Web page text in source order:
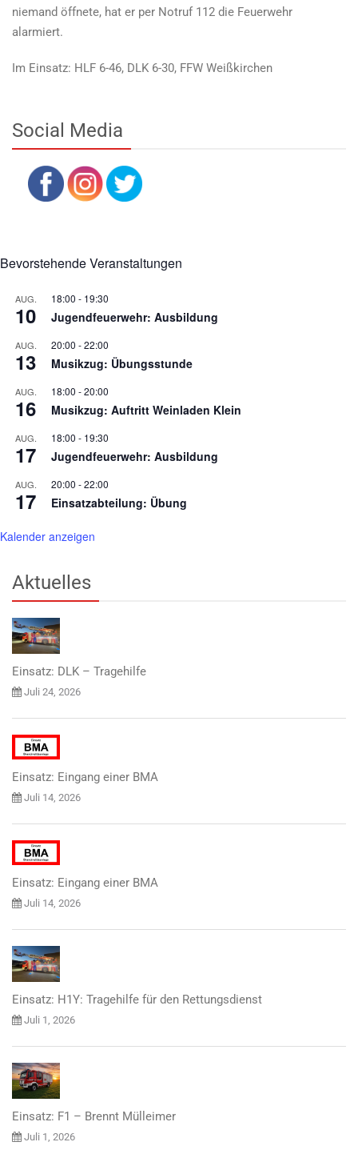
niemand öffnete, hat er per Notruf 112 die Feuerwehr
alarmiert.
Im Einsatz: HLF 6-46, DLK 6-30, FFW Weißkirchen
Social Media
Bevorstehende Veranstaltungen
AUG.
10
18:00 - 19:30
Jugendfeuerwehr: Ausbildung
AUG.
13
20:00 -22:00
Musikzug: Übungsstunde
AUG.
16
18:00 -20:00
Musikzug: Auftritt Weinladen Klein
AUG.
17
18:00 - 19:30
Jugendfeuerwehr: Ausbildung
AUG.
17
20:00 -22:00
Einsatzabteilung: Übung
Kalender anzeigen
Aktuelles
Einsatz: DLK – Tragehilfe
Juli 24, 2026
Einsatz: Eingang einer BMA
Juli 14, 2026
Einsatz: Eingang einer BMA
Juli 14, 2026
Einsatz: H1Y: Tragehilfe für den Rettungsdienst
Juli 1, 2026
Einsatz: F1 – Brennt Mülleimer
Juli 1, 2026